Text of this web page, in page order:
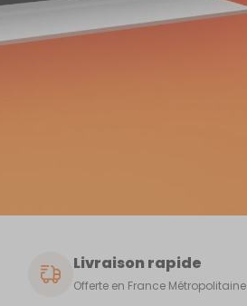
Livraison rapide
Offerte en France Métropolitaine